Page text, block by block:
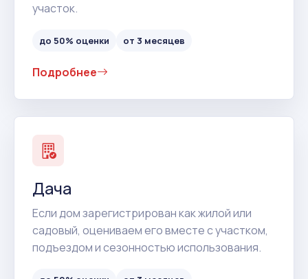
участок.
до 50% оценки от 3 месяцев
Подробнее
Дача
Если дом зарегистрирован как жилой или
садовый, оцениваем его вместе с участком,
подъездом и сезонностью использования.